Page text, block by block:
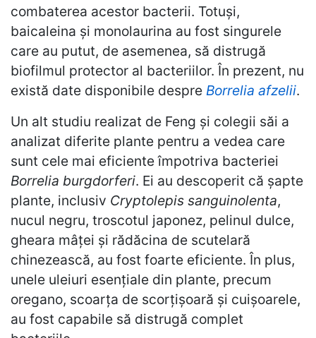
combaterea acestor bacterii. Totuși,
baicaleina și monolaurina au fost singurele
care au putut, de asemenea, să distrugă
biofilmul protector al bacteriilor. În prezent, nu
există date disponibile despre Borrelia afzelii.
Un alt studiu realizat de Feng și colegii săi a
analizat diferite plante pentru a vedea care
sunt cele mai eficiente împotriva bacteriei
Borrelia burgdorferi. Ei au descoperit că șapte
plante, inclusiv Cryptolepis sanguinolenta,
nucul negru, troscotul japonez, pelinul dulce,
gheara mâței și rădăcina de scutelară
chinezească, au fost foarte eficiente. În plus,
unele uleiuri esențiale din plante, precum
oregano, scoarța de scorțișoară și cuișoarele,
au fost capabile să distrugă complet